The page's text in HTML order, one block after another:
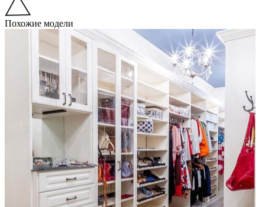
Похожие модели